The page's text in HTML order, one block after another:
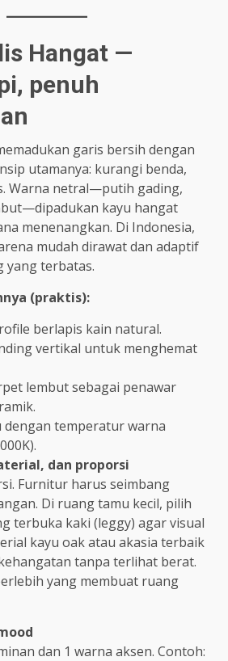
Hangat —
penuh
garis bersih dengan
utamanya: kurangi benda,
Warna netral—putih gading,
kayu hangat
menenangkan. Di Indonesia,
mudah dirawat dan adaptif
yang terbatas.
(praktis):
berlapis kain natural.
vertikal untuk menghemat
lembut sebagai penawar
dengan temperatur warna
dan proporsi
Furnitur harus seimbang
Di ruang tamu kecil, pilih
terbuka kaki (leggy) agar visual
kayu oak atau akasia terbaik
tanpa terlihat berat.
yang membuat ruang
dan 1 warna aksen. Contoh: